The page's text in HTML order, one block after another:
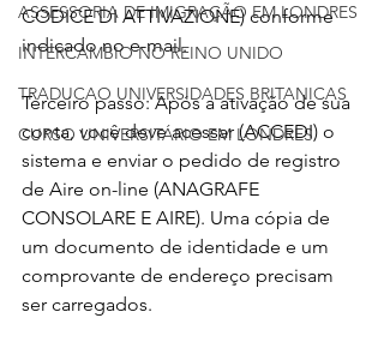
ASSESSORIA DE IMIGRAÇÃO EM LONDRES
INTERCAMBIO NO REINO UNIDO
TRADUCAO UNIVERSIDADES BRITANICAS
CURSO UNIVERSITÁRIO EM LONDRES
CODICE DI ATTIVAZIONE) conforme
indicado no e-mail.
Terceiro passo: Após a ativação de sua
conta, você deve acessar (ACCEDI) o
sistema e enviar o pedido de registro
de Aire on-line (ANAGRAFE
CONSOLARE E AIRE). Uma cópia de
um documento de identidade e um
comprovante de endereço precisam
ser carregados.